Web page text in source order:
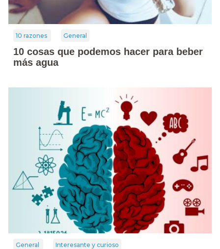
10 razones General
10 cosas que podemos hacer para beber
más agua
General Interesante y curioso